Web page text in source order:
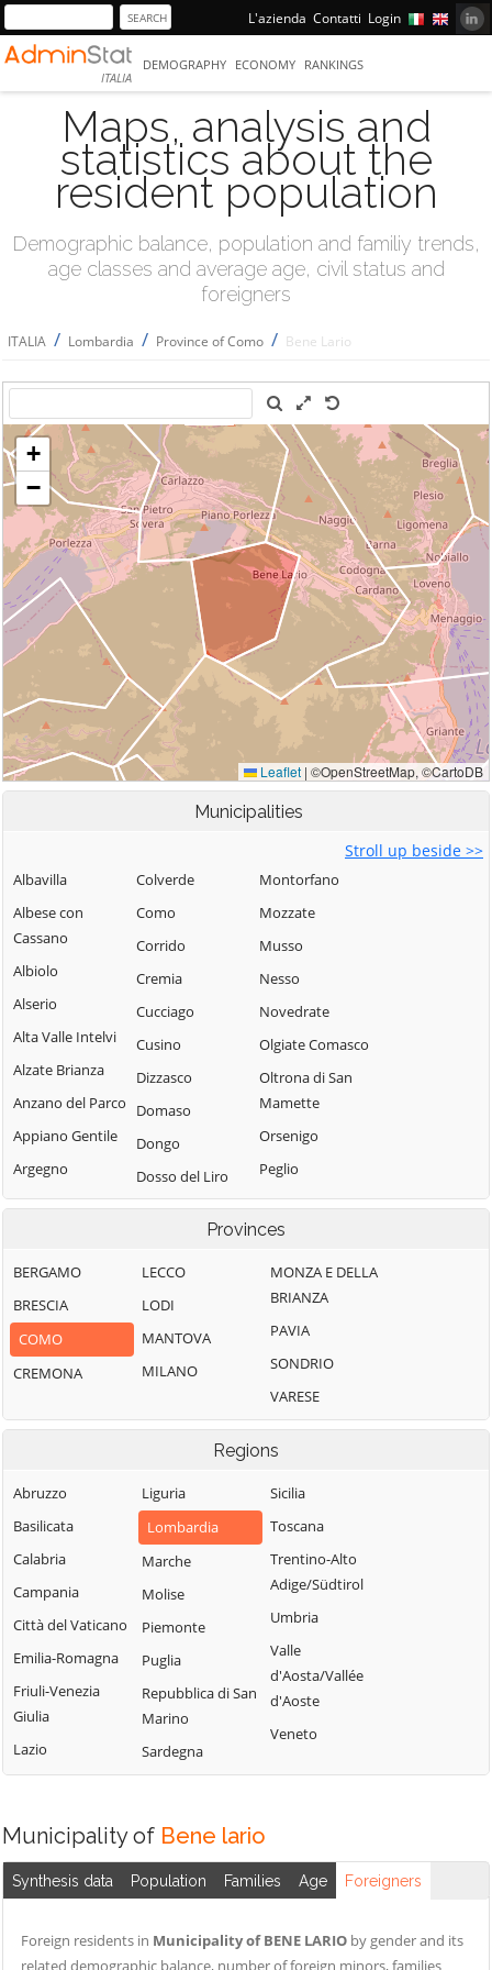
L'azienda Contatti Login
ITALIA
DEMOGRAPHY ECONOMY RANKINGS
Maps, analysis and
statistics about the
resident population
Demographic balance, population and familiy trends,
age classes and average age, civil status and
foreigners
ITALIA / Lombardia / Province of Como / Bene Lario
Municipalities
Stroll up beside >>
Albavilla
Albese con
Cassano
Albiolo
Alserio
Alta Valle Intelvi
Alzate Brianza
Anzano del Parco
Appiano Gentile
Argegno
Arosio
Barni
Bellagio
Bene Lario
Beregazzo con
Binago
Blessagno
Blevio
Bregnano
Brenna
Brienno
Brunate
Bulgarograsso
Cabiate
Cadorago
Campione d'Italia
Canzo
Intimiano
Colverde
Como
Corrido
Cremia
Cucciago
Cusino
Dizzasco
Domaso
Dongo
Dosso del Liro
Erba
Faggeto Lario
Faloppio
Fenegrò
Figino Serenza
Grandate
Grandola ed Uniti
Gravedona ed
Uniti
Griante
Guanzate
Inverigo
Laglio
Laino
Lasnigo
Lezzeno
Limido Comasco
Livo
Montorfano
Mozzate
Musso
Nesso
Novedrate
Olgiate Comasco
Oltrona di San
Mamette
Orsenigo
Peglio
Pianello del Lario
Pigra
Plesio
Pognana Lario
Ponna
Ponte Lambro
Porlezza
Proserpio
Rezzago
Rodero
Rovellasca
Rovello Porro
San Nazzaro Val
San Siro
Schignano
Senna Comasco
Solbiate con
Cagno
Provinces
BERGAMO
BRESCIA
COMO
CREMONA
LECCO
LODI
MANTOVA
MILANO
MONZA E DELLA
BRIANZA
PAVIA
SONDRIO
VARESE
Regions
Abruzzo
Basilicata
Calabria
Campania
Città del Vaticano
Emilia-Romagna
Friuli-Venezia
Giulia
Lazio
Liguria
Lombardia
Marche
Molise
Piemonte
Puglia
Repubblica di San
Marino
Sardegna
Sicilia
Toscana
Trentino-Alto
Adige/Südtirol
Umbria
Valle
d'Aosta/Vallée
d'Aoste
Veneto
Municipality of Bene lario
Synthesis data Population Families Age Foreigners
Foreign residents in Municipality of BENE LARIO by gender and its
related demographic balance, number of foreign minors, families